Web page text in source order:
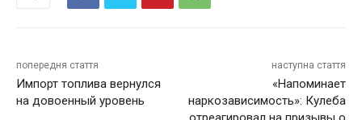
попередня стаття
Импорт топлива вернулся
на довоенный уровень
наступна стаття
«Напоминает
наркозависимость»: Кулеба